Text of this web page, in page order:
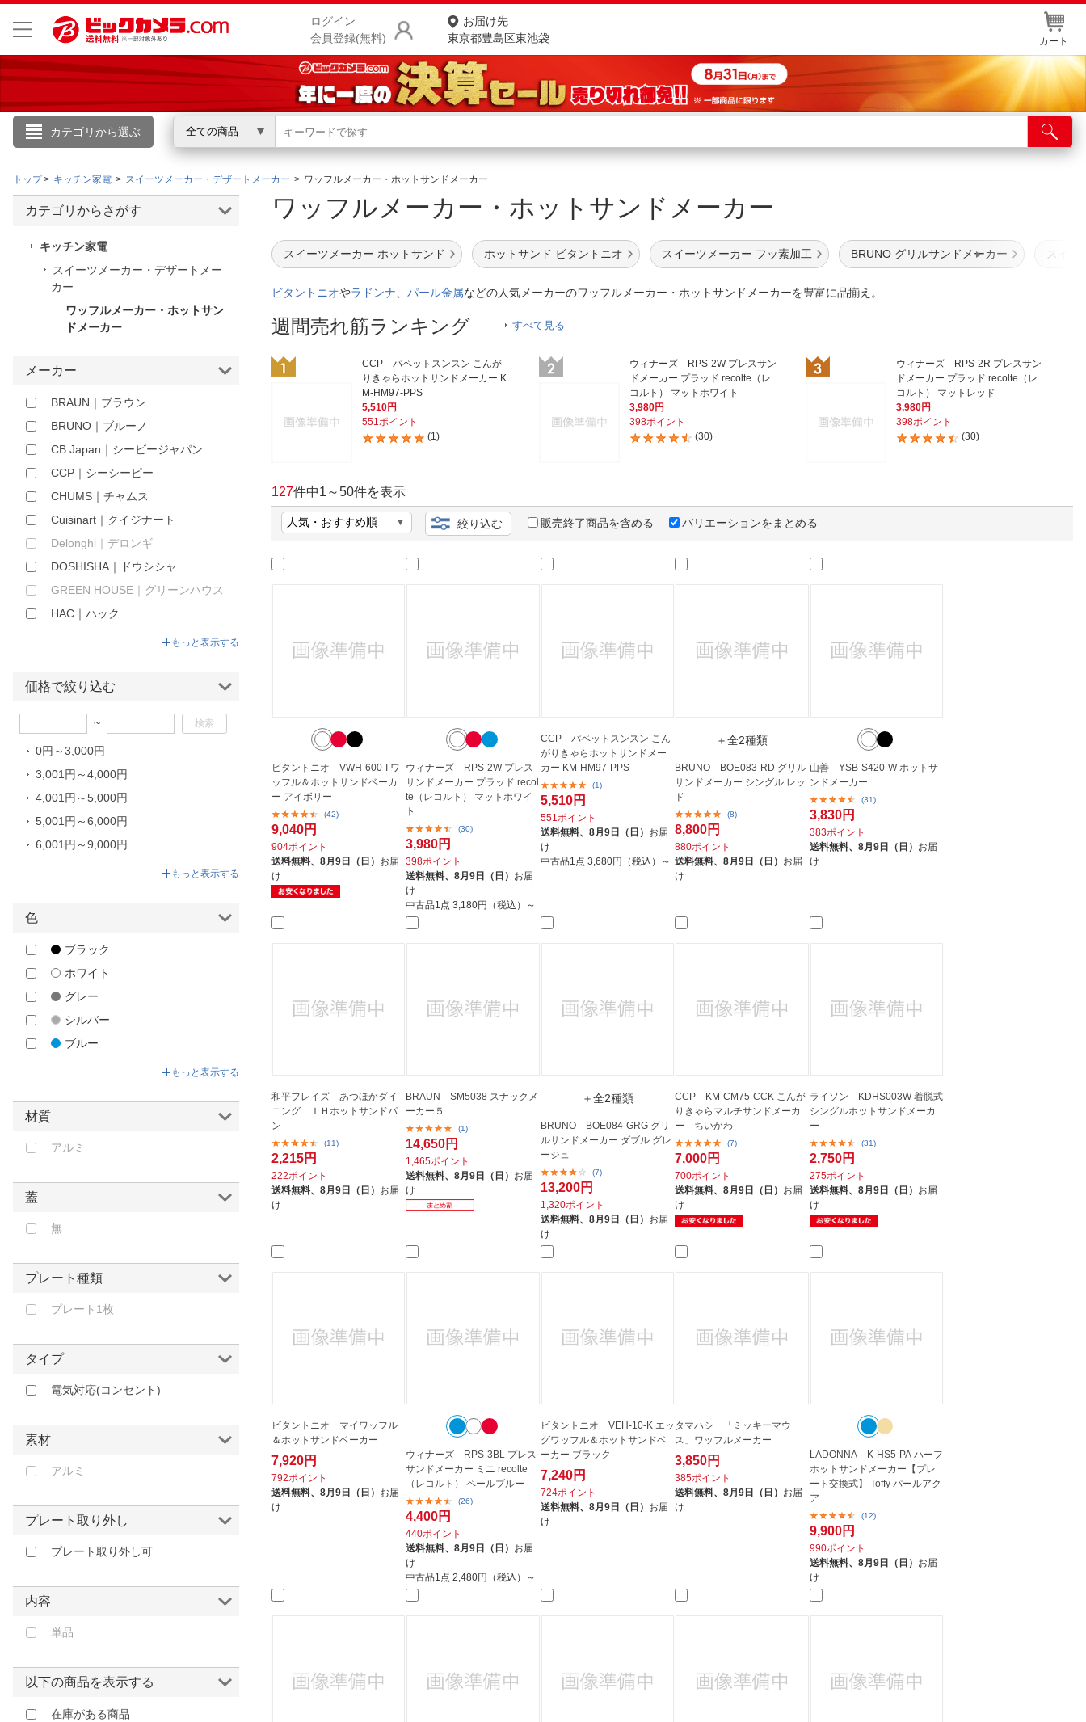
ログイン
会員登録(無料)
お届け先
東京都豊島区東池袋
カート
カテゴリから選ぶ 全ての商品
こんにちは
ログイン
お買いもの履歴
ランキングからさがす
カテゴリ一覧からさがす
お客様サポート
よくある質問・お問合せ
ポイントカードWEB登録
店舗情報・店舗一覧
法人窓口
IR情報
トップ キッチン家電 スイーツメーカー・デザートメーカー ワッフルメーカー・ホットサンドメーカー
ワッフルメーカー・ホットサンドメーカー
スイーツメーカー ホットサンド ホットサンド ビタントニオ スイーツメーカー フッ素加工 BRUNO グリルサンドメーカー スイー
ビタントニオやラドンナ パール金属などの人気メーカーのワッフルメーカー・ホットサンドメーカーを豊富に品揃え。
週間売れ筋ランキング すべて見る
CCP パペットスンスン こんが
りきゃらホットサンドメーカー K
M-HM97-PPS
5,510円
551ポイント
(1)
ウィナーズ RPS-2W プレスサン
ドメーカー プラッド recolte（レ
コルト） マットホワイト
3,980円
398ポイント
(30)
ウィナーズ RPS-2R プレスサン
ドメーカー プラッド recolte（レ
コルト） マットレッド
3,980円
398ポイント
(30)
127件中1 ～50件を表示
絞り込む 販売終了商品を含める バリエーションをまとめる
ビタントニオ VWH-600-I ワ
ッフル＆ホットサンドベーカ
ー アイボリー
(42)
9,040円
904ポイント
送料無料、 8月9日（日） お届
け
ウィナーズ RPS-2W プレス
サンドメーカー プラッド recol
te（レコルト） マットホワイ
ト
(30)
3,980円
398ポイント
送料無料、8月9日（日） お届
け
中古品1点3,180円（税込）～
CCP パペットスンスン こん
がりきゃらホットサンドメー
カー KM-HM97-PPS
(1)
5,510円
551ポイント
送料無料、 8月9日（日） お届
け
中古品1点 3,680円（税込）～
＋全2種類
BRUNO BOE083-RD グリル
サンドメーカー シングル レッ
ド
(8)
8,800円
880ポイント
送料無料、8月9日（日） お届
け
山善 YSB-S420-W ホットサ
ンドメーカー
(31)
3,830円
383ポイント
送料無料、 8月9日（日） お届
け
和平フレイズ あつほかダイ
ニング ＩＨホットサンドパ
ン
(11)
2,215円
222ポイント
送料無料、 8月9日（日） お届
け
BRAUN SM5038 スナックメ
ーカー５
(1)
14,650円
1,465ポイント
送料無料、8月9日（日） お届
け
＋全2種類
BRUNO BOE084-GRG グリ
ルサンドメーカー ダブル グレ
ージュ
(7)
13,200円
1,320ポイント
送料無料、 8月9日（日） お届
け
CCP KM-CM75-CCK こんが
りきゃらマルチサンドメーカ
ー ちいかわ
(7)
7,000円
700ポイント
送料無料、8月9日（日） お届
け
ライソン KDHS003W 着脱式
シングルホットサンドメーカ
ー
(31)
2,750円
275ポイント
送料無料、 8月9日（日） お届
け
ビタントニオ マイワッフル
＆ホットサンドベーカー
7,920円
792ポイント
送料無料、 8月9日（日） お届
け
ウィナーズ RPS-3BL プレス
サンドメーカー ミニ recolte
（レコルト） ペールブルー
(26)
4,400円
440ポイント
送料無料、8月9日（日） お届
け
中古品1点2,480円（税込）～
ビタントニオ VEH-10-K エッ
グワッフル＆ホットサンドベ
ーカー ブラック
7,240円
724ポイント
送料無料、 8月9日（日） お届
け
タマハシ 「ミッキーマウ
ス」ワッフルメーカー
3,850円
385ポイント
送料無料、8月9日（日） お届
け
LADONNA K-HS5-PA ハーフ
ホットサンドメーカー【プレ
ート交換式】 Toffy パールアク
ア
(12)
9,900円
990ポイント
送料無料、 8月9日（日） お届
け
カテゴリからさがす
キッチン家電
スイーツメーカー・デザートメー
カー
ワッフルメーカー・ホットサン
ドメーカー
メーカー
BRAUN｜ブラウン
BRUNO｜ブルーノ
CB Japan｜シービージャパン
CCP｜シーシーピー
CHUMS｜チャムス
Cuisinart｜クイジナート
Delonghi｜デロンギ
DOSHISHA｜ドウシシャ
GREEN HOUSE｜グリーンハウス
HAC｜ハック
HAMILTON｜ハミルトン
IRIS OHYAMA｜アイリスオーヤマ
LADONNA｜ラドンナ
LAVA｜ラヴァ
Life on Products｜ライフオンプロ
ダクツ
LIMON｜ライモン
SIS｜エスアイエス
ト
TESCOM｜テスコム
VIALEGRE｜ビアレグレ
アナバス｜ANABAS
アピックス｜APIX
イタリア商事｜ITALIA SHOJI
イーバランス｜E-BALANCE
グリーンエージェント｜
サクセスアジア｜Success Asia
シィーネット｜C:NET
タイガークラウン｜TIGER
ドリテック｜dretec
ヒロコーポレーション｜HIRO
ビタントニオ｜Vitantonio
Club
ヨシカワ｜yoshikawa
ライソン｜LITHON
もっと表示する
価格で絞り込む
~
0円～3,000円
3,001円～4,000円
4,001円～5,000円
5,001円～6,000円
6,001円～9,000円
もっと表示する
色
ブラック
ホワイト
グレー
シルバー
ブルー
レッド
もっと表示する
材質
アルミ
蓋
無
プレート種類
プレート1枚
タイプ
電気対応(コンセント)
素材
アルミ
プレート取り外し
プレート取り外し可
内容
単品
以下の商品を表示する
在庫がある商品